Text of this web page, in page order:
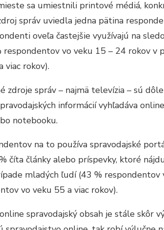
sa umiestnili printové médiá,
správ uviedla jedna pätina
oveľa častejšie využívajú na
respondentov vo veku 15 – 24 rokov v
viac rokov).
zdroje správ – najmä televízia – sú
informácií vyhľadáva
notebooku.
na to používa spravodajské
číta články alebo príspevky, ktoré
mladých ľudí (43 %
vo veku 55 a viac rokov).
spravodajský obsah je stále skôr